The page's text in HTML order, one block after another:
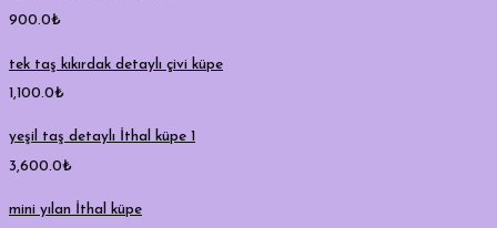
900.0₺
tek taş kıkırdak detaylı çivi küpe
1,100.0₺
yeşil taş detaylı İthal küpe 1
3,600.0₺
mini yılan İthal küpe